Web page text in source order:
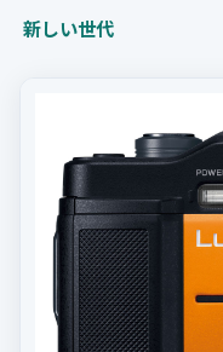
新しい世代